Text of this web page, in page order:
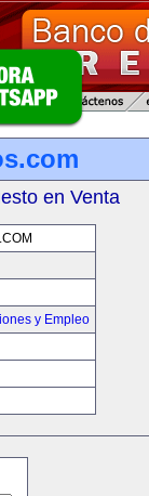
en Venta
y Empleo